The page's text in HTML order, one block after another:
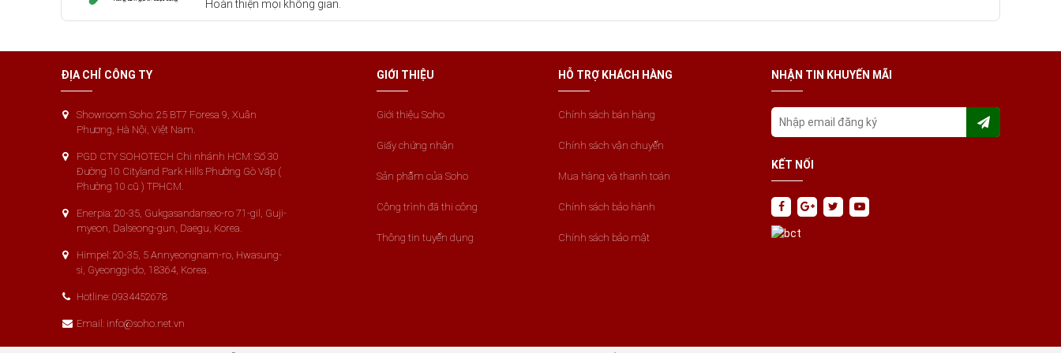
Phục vụ hoàn thiện, thiết kế, thi công, lắp đặt từ A đến Z.
Hoàn thiện mọi không gian.
ĐỊA CHỈ CÔNG TY
Showroom Soho: 25 BT7 Foresa 9, Xuân
Phương, Hà Nội, Việt Nam.
PGD CTY SOHOTECH Chi nhánh HCM: Số 30
Đường 10 Cityland Park Hills Phường Gò Vấp (
Phường 10 cũ ) TPHCM.
Enerpia: 20-35, Gukgasandanseo-ro 71-gil, Guji-
myeon, Dalseong-gun, Daegu, Korea.
Himpel: 20-35, 5 Annyeongnam-ro, Hwasung-
si, Gyeonggi-do, 18364, Korea.
Hotline: 0934452678
Email: info@soho.net.vn
GIỚI THIỆU
Giới thiệu Soho
Giấy chứng nhận
Sản phẩm của Soho
Công trình đã thi công
Thông tin tuyển dụng
HỖ TRỢ KHÁCH HÀNG
Chính sách bán hàng
Chính sách vận chuyển
Mua hàng và thanh toán
Chính sách bảo hành
Chính sách bảo mật
NHẬN TIN KHUYẾN MÃI
KẾT NỐI